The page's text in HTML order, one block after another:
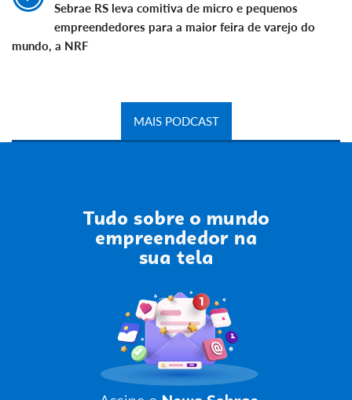
Sebrae RS leva comitiva de micro e pequenos
empreendedores para a maior feira de varejo do
mundo, a NRF
MAIS PODCAST